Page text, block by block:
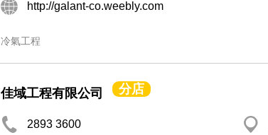
http://galant-co.weebly.com
冷氣工程
佳域工程有限公司 分店
2893 3600